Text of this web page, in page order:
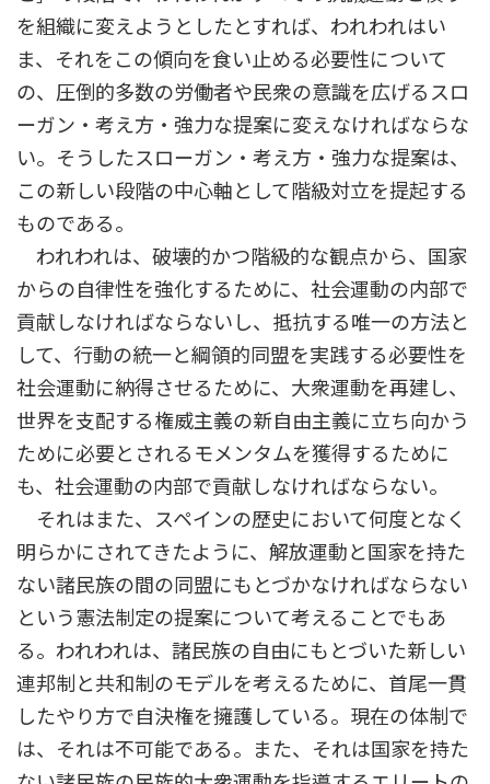
を組織に変えようとしたとすれば、われわれはい
ま、それをこの傾向を食い止める必要性について
の、圧倒的多数の労働者や民衆の意識を広げるスロ
ーガン・考え方・強力な提案に変えなければならな
い。そうしたスローガン・考え方・強力な提案は、
この新しい段階の中心軸として階級対立を提起する
ものである。
われわれは、破壊的かつ階級的な観点から、国家
からの自律性を強化するために、社会運動の内部で
貢献しなければならないし、抵抗する唯一の方法と
して、行動の統一と綱領的同盟を実践する必要性を
社会運動に納得させるために、大衆運動を再建し、
世界を支配する権威主義の新自由主義に立ち向かう
ために必要とされるモメンタムを獲得するために
も、社会運動の内部で貢献しなければならない。
それはまた、スペインの歴史において何度となく
明らかにされてきたように、解放運動と国家を持た
ない諸民族の間の同盟にもとづかなければならない
という憲法制定の提案について考えることでもあ
る。われわれは、諸民族の自由にもとづいた新しい
連邦制と共和制のモデルを考えるために、首尾一貫
したやり方で自決権を擁護している。現在の体制で
は、それは不可能である。また、それは国家を持た